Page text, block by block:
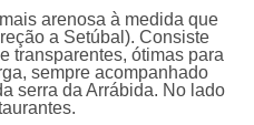
arenosa à medida que
a Setúbal). Consiste
transparentes, ótimas para
sempre acompanhado
serra da Arrábida. No lado